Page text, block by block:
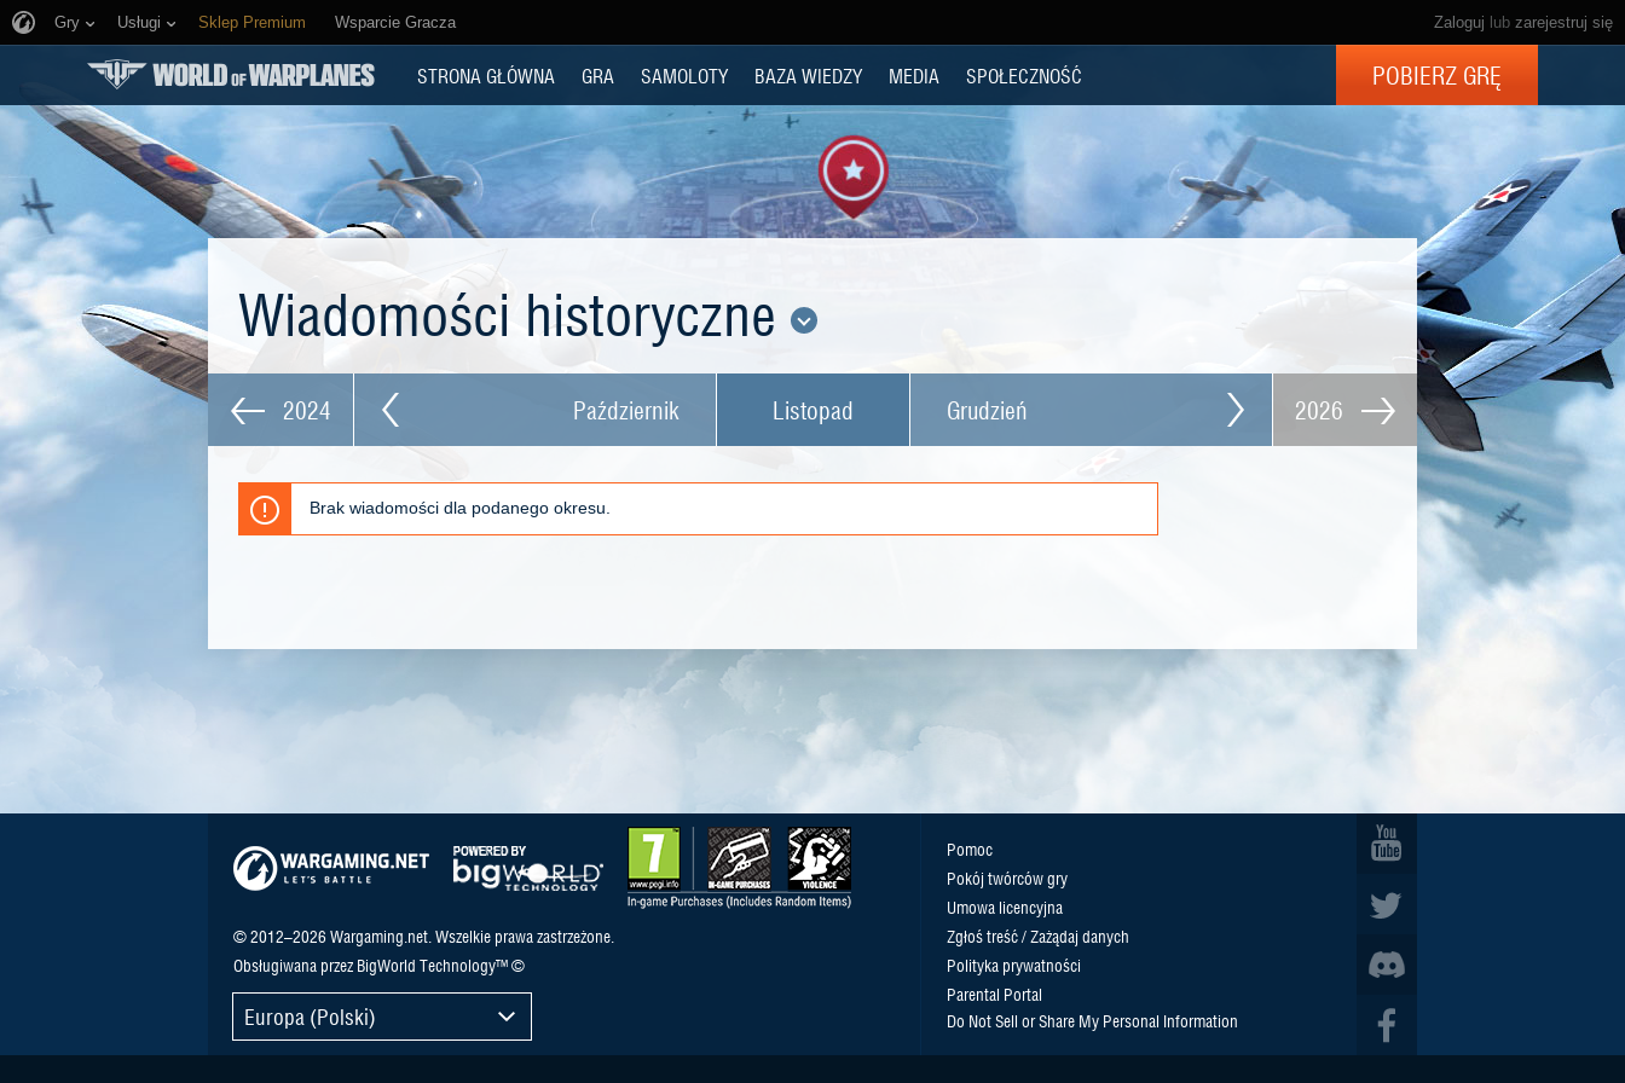
Zaloguj lub zarejestruj się
Gry Usługi Sklep Premium Wsparcie Gracza
STRONA GŁÓWNA GRA SAMOLOTY BAZA WIEDZY MEDIA SPOŁECZNOŚĆ POBIERZ GRĘ
Wiadomości historyczne
2024 Październik Listopad Grudzień 2026
Brak wiadomości dla podanego okresu.
© 2012–2026 Wargaming.net. Wszelkie prawa zastrzeżone.
Obsługiwana przez BigWorld Technology™ ©
Europa (Polski)
Pomoc
Pokój twórców gry
Umowa licencyjna
Zgłoś treść / Zażądaj danych
Polityka prywatności
Parental Portal
Do Not Sell or Share My Personal Information